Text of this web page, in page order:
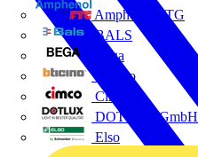
Amphenol FTG
BALS
Bega
Bticino
Cimco
DOTLUX GmbH
Elso